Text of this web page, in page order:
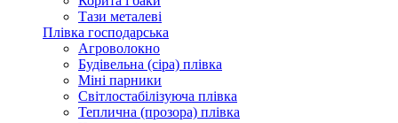
Тази металеві
Плівка господарська
Агроволокно
Будівельна (сіра) плівка
Міні парники
Світлостабілізуюча плівка
Теплична (прозора) плівка